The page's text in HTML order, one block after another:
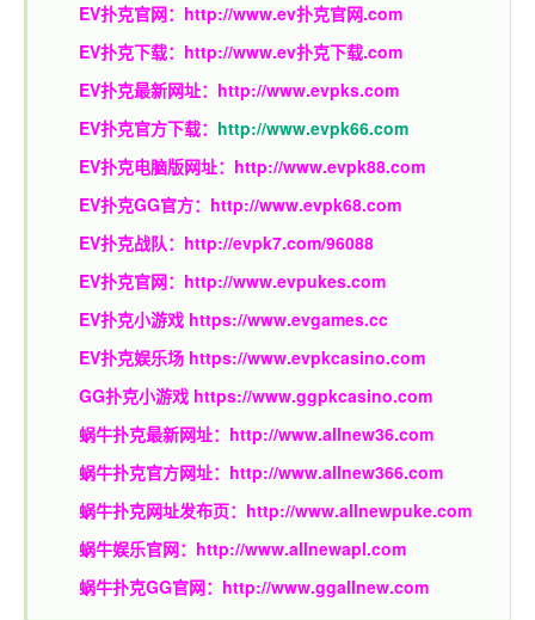
EV扑克官网： http://www.ev扑克官网.com
EV扑克下载： http://www.ev扑克下载.com
EV扑克最新网址： http://www.evpks.com
EV扑克官方下载： http://www.evpk66.com
EV扑克电脑版网址： http://www.evpk88.com
EV扑克GG官方： http://www.evpk68.com
EV扑克战队： http://evpk7.com/96088
EV扑克官网： http://www.evpukes.com
EV扑克小游戏 https://www.evgames.cc
EV扑克娱乐场 https://www.evpkcasino.com
GG扑克小游戏 https://www.ggpkcasino.com
蜗牛扑克最新网址： http://www.allnew36.com
蜗牛扑克官方网址： http://www.allnew366.com
蜗牛扑克网址发布页： http://www.allnewpuke.com
蜗牛娱乐官网： http://www.allnewapl.com
蜗牛扑克GG官网： http://www.ggallnew.com